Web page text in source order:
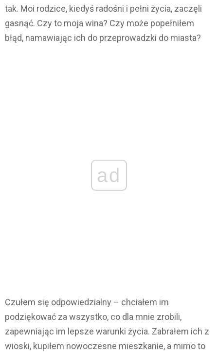
tak. Moi rodzice, kiedyś radośni i pełni życia, zaczęli
gasnąć. Czy to moja wina? Czy może popełniłem
błąd, namawiając ich do przeprowadzki do miasta?
ad
Czułem się odpowiedzialny – chciałem im
podziękować za wszystko, co dla mnie zrobili,
zapewniając im lepsze warunki życia. Zabrałem ich z
wioski, kupiłem nowoczesne mieszkanie, a mimo to